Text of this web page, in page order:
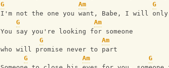
G
Am G
I'm not the one you want, Babe, I will only
G
Am
You say you're looking for someone
G
Am
who will promise never to part
G
Am G